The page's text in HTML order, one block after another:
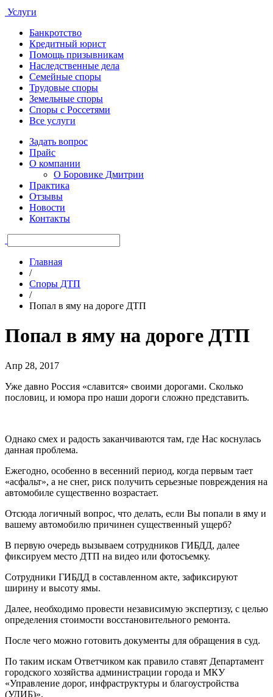
Услуги
Банкротство
Кредитный юрист
Помощь призывникам
Наследственные дела
Семейные споры
Трудовые споры
Земельные споры
Споры с Россетями
Все услуги
Задать вопрос
Прайс
О компании
О Боровике Дмитрии
Практика
Отзывы
Новости
Контакты
Главная
/
Споры ДТП
/
Попал в яму на дороге ДТП
Попал в яму на дороге ДТП
Апр 28, 2017
Уже давно Россия «славится» своими дорогами. Сколько
пословиц, и юмора про наши дороги сложно представить.
Однако смех и радость заканчиваются там, где Нас коснулась
данная проблема.
Ежегодно, особенно в весенний период, когда первым тает
«асфальт», а не снег, риск получить серьезные повреждения на
автомобиле существенно возрастает.
Отсюда логичный вопрос, что делать, если Вы попали в яму и
вашему автомобилю причинен существенный ущерб?
В первую очередь вызываем сотрудников ГИБДД, далее
фиксируем место ДТП на видео или фотосъемку.
Сотрудники ГИБДД в составленном акте, зафиксируют
ширину и высоту ямы.
Далее, необходимо провести независимую экспертизу, с целью
определения стоимости восстановительного ремонта.
После чего можно готовить документы для обращения в суд.
По таким искам Ответчиком как правило ставят Департамент
городского хозяйства администрации города и МКУ
«Управление дорог, инфраструктуры и благоустройства
(УДИБ)».